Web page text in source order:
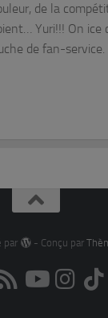
de la
Yuri!!! On ice
de fan-
par - Conçu par